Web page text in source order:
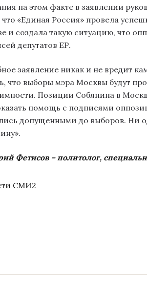
на этом факте в заявлении
что «Единая Россия» провела
и создала такую ситуацию, что
депутатов ЕР.
заявление никак и не вредит
что выборы мэра Москвы будут
Позиции Собянина в
помощь с подписями
допущенными до выборов. Ни
Фетисов – политолог,
СМИ2